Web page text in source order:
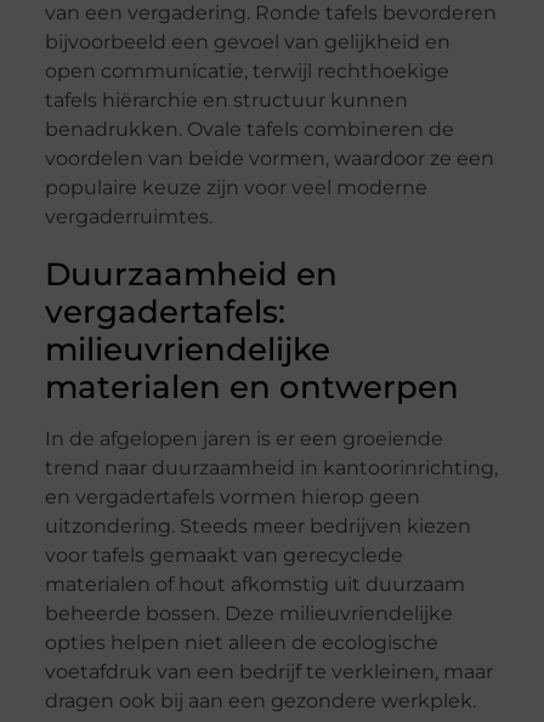
van een vergadering. Ronde tafels bevorderen
bijvoorbeeld een gevoel van gelijkheid en
open communicatie, terwijl rechthoekige
tafels hiërarchie en structuur kunnen
benadrukken. Ovale tafels combineren de
voordelen van beide vormen, waardoor ze een
populaire keuze zijn voor veel moderne
vergaderruimtes.
Duurzaamheid en
vergadertafels:
milieuvriendelijke
materialen en ontwerpen
In de afgelopen jaren is er een groeiende
trend naar duurzaamheid in kantoorinrichting,
en vergadertafels vormen hierop geen
uitzondering. Steeds meer bedrijven kiezen
voor tafels gemaakt van gerecyclede
materialen of hout afkomstig uit duurzaam
beheerde bossen. Deze milieuvriendelijke
opties helpen niet alleen de ecologische
voetafdruk van een bedrijf te verkleinen, maar
dragen ook bij aan een gezondere werkplek.